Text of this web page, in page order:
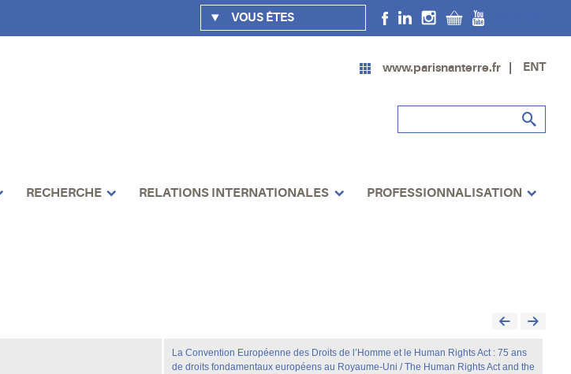
VOUS ÊTES
www.parisnanterre.fr ENT
RECHERCHE RELATIONS INTERNATIONALES PROFESSIONNALISATION
La Convention Européenne des Droits de l’Homme et le Human Rights Act : 75 ans
de droits fondamentaux européens au Royaume-Uni / The Human Rights Act and the